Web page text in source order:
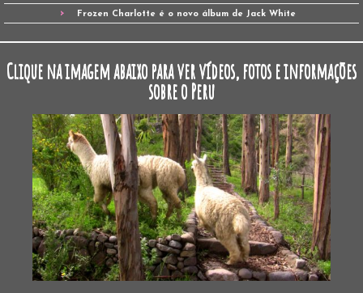
Frozen Charlotte é o novo álbum de Jack White
Clique na imagem abaixo para ver vídeos, fotos e informações
sobre o Peru